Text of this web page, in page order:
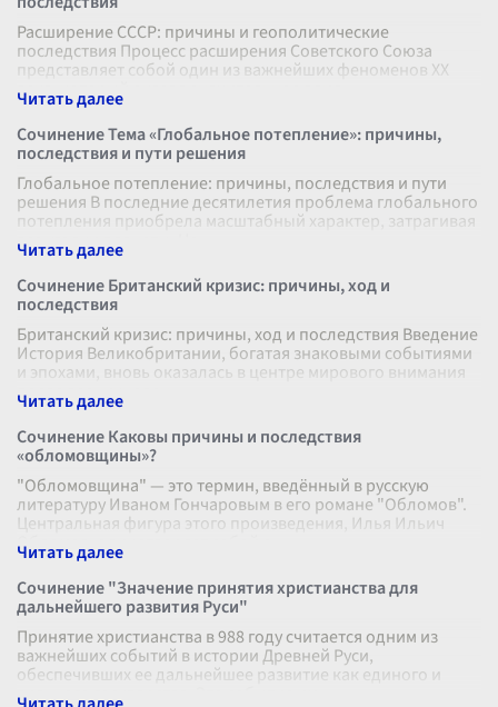
Расширение СССР: причины и геополитические
последствия Процесс расширения Советского Союза
представляет собой один из важнейших феноменов XX
века, который оказал значительное влия
Сочинение Тема «Глобальное потепление»: причины,
последствия и пути решения
Глобальное потепление: причины, последствия и пути
решения В последние десятилетия проблема глобального
потепления приобрела масштабный характер, затрагивая
все уголки планеты. Не
Сочинение Британский кризис: причины, ход и
последствия
Британский кризис: причины, ход и последствия Введение
История Великобритании, богатая знаковыми событиями
и эпохами, вновь оказалась в центре мирового внимания
после возникновен
Сочинение Каковы причины и последствия
«обломовщины»?
"Обломовщина" — это термин, введённый в русскую
литературу Иваном Гончаровым в его романе "Обломов".
Центральная фигура этого произведения, Илья Ильич
Обломов, олицетворяет собой о
Сочинение "Значение принятия христианства для
дальнейшего развития Руси"
Принятие христианства в 988 году считается одним из
важнейших событий в истории Древней Руси,
обеспечивших ее дальнейшее развитие как единого и
сильного государства. Это событие им